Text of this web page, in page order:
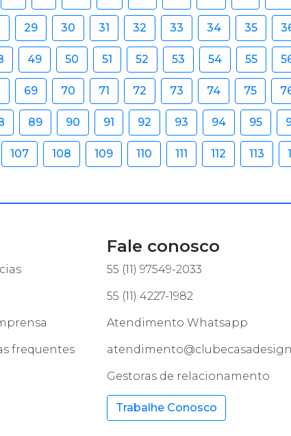
29 30 31 32 33 34 35
49 50 51 52 53 54 55
69 70 71 72 73 74 75
89 90 91 92 93 94 95
107 108 109 110 111 112 113
frequentes
Fale conosco
55 (11) 97549-2033
55 (11) 4227-1982
Atendimento Whatsapp
Gestoras de relacionamento
Trabalhe Conosco